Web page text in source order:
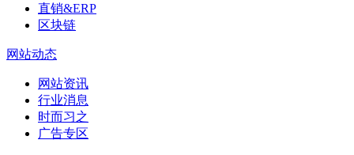
直销&ERP
区块链
网站动态
网站资讯
行业消息
时而习之
广告专区